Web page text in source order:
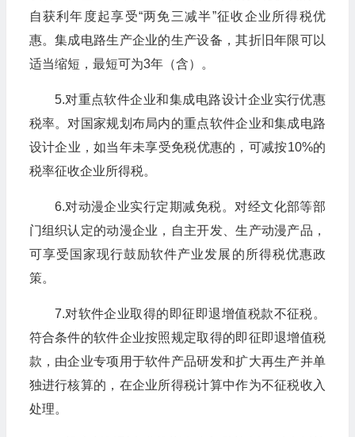
自获利年度起享受“两免三减半”征收企业所得税优
惠。集成电路生产企业的生产设备，其折旧年限可以
适当缩短，最短可为3年（含）。
5.对重点软件企业和集成电路设计企业实行优惠
税率。对国家规划布局内的重点软件企业和集成电路
设计企业，如当年未享受免税优惠的，可减按10%的
税率征收企业所得税。
6.对动漫企业实行定期减免税。对经文化部等部
门组织认定的动漫企业，自主开发、生产动漫产品，
可享受国家现行鼓励软件产业发展的所得税优惠政
策。
7.对软件企业取得的即征即退增值税款不征税。
符合条件的软件企业按照规定取得的即征即退增值税
款，由企业专项用于软件产品研发和扩大再生产并单
独进行核算的，在企业所得税计算中作为不征税收入
处理。